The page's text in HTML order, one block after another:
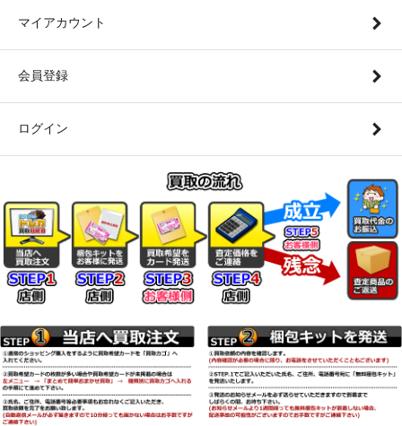
マイアカウント
会員登録
ログイン